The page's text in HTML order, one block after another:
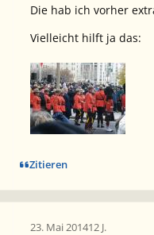
Die hab ich vorher
Vielleicht hilft ja das:
Zitieren
23. Mai 201412 J.